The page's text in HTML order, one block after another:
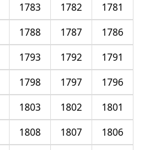
1781
1782
1783
1786
1787
1788
1791
1792
1793
1796
1797
1798
1801
1802
1803
1806
1807
1808